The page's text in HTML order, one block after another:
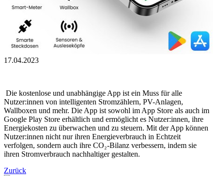
17.04.2023
Die kostenlose und unabhängige App ist ein Muss für alle
Nutzer:innen von intelligenten Stromzählern, PV-Anlagen,
Wallboxen und mehr. Die App ist sowohl im App Store als auch im
Google Play Store erhältlich und ermöglicht es Nutzer:innen, ihre
Energiekosten zu überwachen und zu steuern. Mit der App können
Nutzer:innen nicht nur ihren Energieverbrauch in Echtzeit
verfolgen, sondern auch ihre CO₂-Bilanz verbessern, indem sie
ihren Stromverbrauch nachhaltiger gestalten.
Zurück